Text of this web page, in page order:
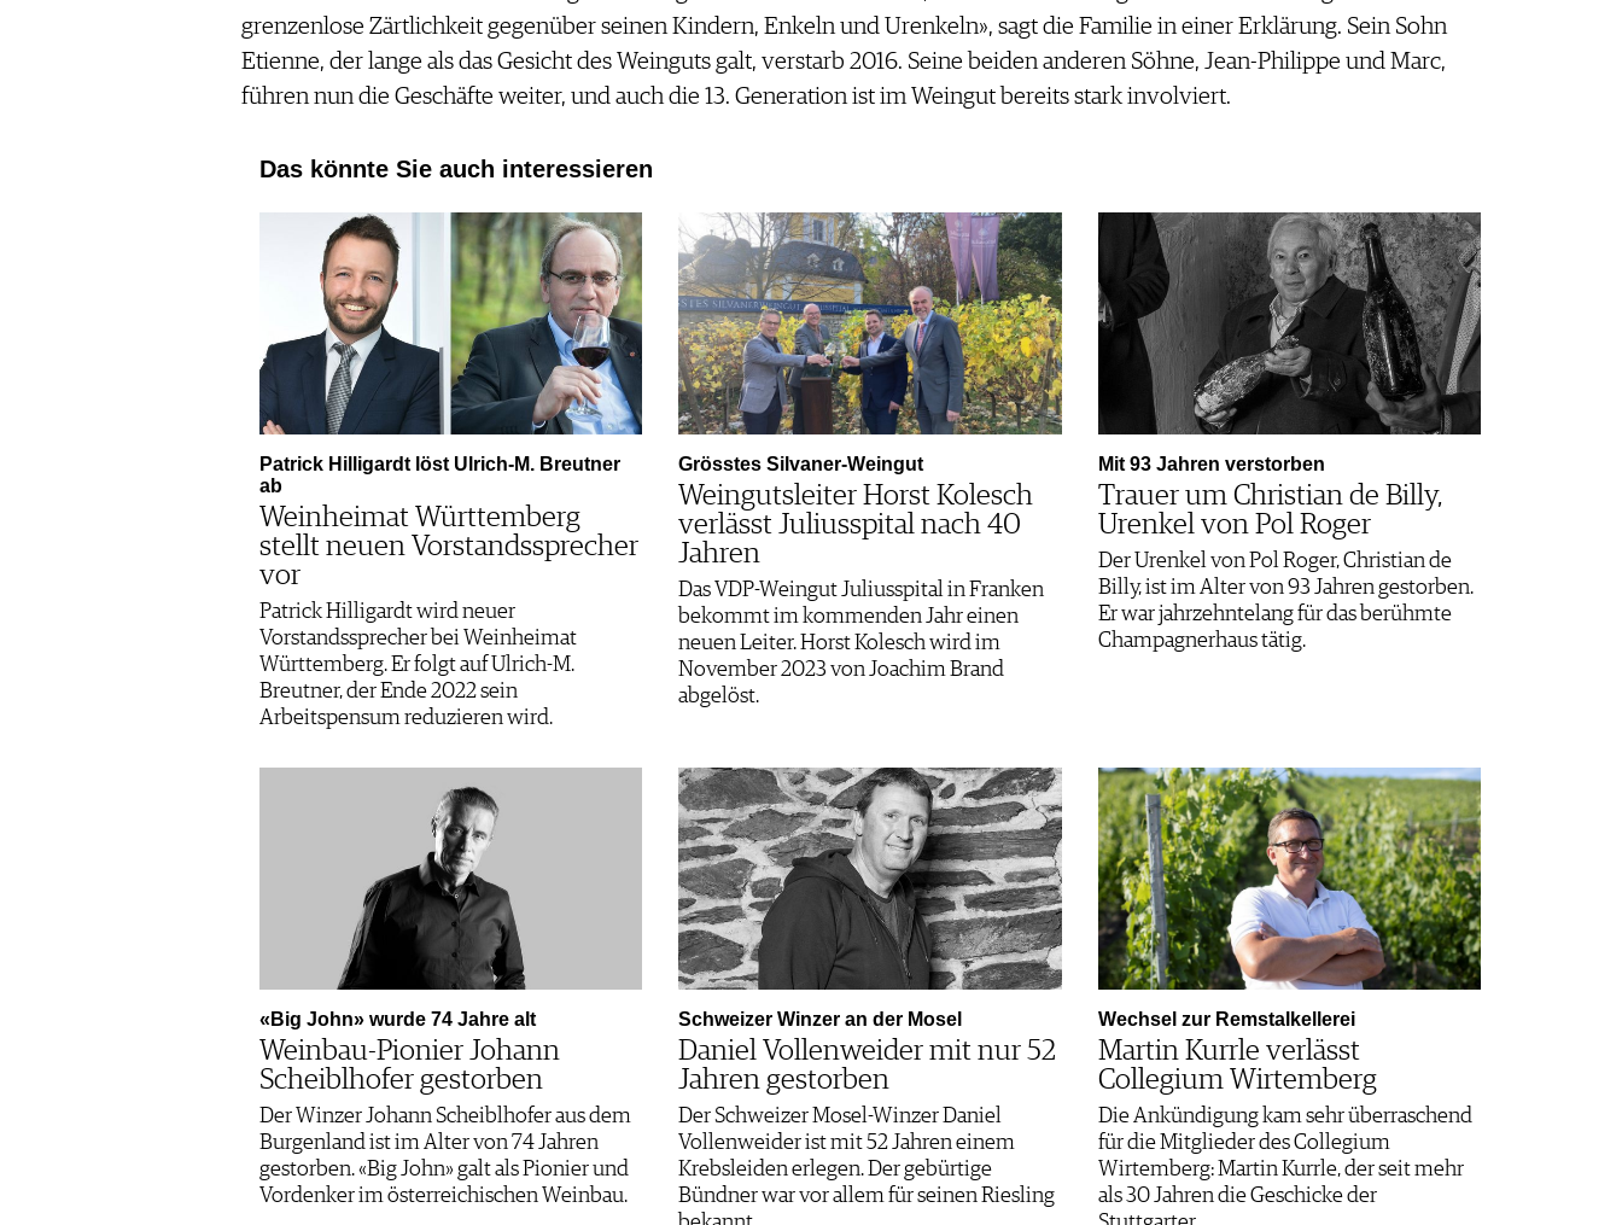
grenzenlose Zärtlichkeit gegenüber seinen Kindern, Enkeln und Urenkeln», sagt die Familie in einer Erklärung. Sein Sohn
Etienne, der lange als das Gesicht des Weinguts galt, verstarb 2016. Seine beiden anderen Söhne, Jean-Philippe und Marc,
führen nun die Geschäfte weiter, und auch die 13. Generation ist im Weingut bereits stark involviert.
Das könnte Sie auch interessieren
Patrick Hilligardt löst Ulrich-M. Breutner
ab
Weinheimat Württemberg
stellt neuen Vorstandssprecher
vor
Patrick Hilligardt wird neuer
Vorstandssprecher bei Weinheimat
Württemberg. Er folgt auf Ulrich-M.
Breutner, der Ende 2022 sein
Arbeitspensum reduzieren wird.
Grösstes Silvaner-Weingut
Weingutsleiter Horst Kolesch
verlässt Juliusspital nach 40
Jahren
Das VDP-Weingut Juliusspital in Franken
bekommt im kommenden Jahr einen
neuen Leiter. Horst Kolesch wird im
November 2023 von Joachim Brand
abgelöst.
Mit 93 Jahren verstorben
Trauer um Christian de Billy,
Urenkel von Pol Roger
Der Urenkel von Pol Roger, Christian de
Billy, ist im Alter von 93 Jahren gestorben.
Er war jahrzehntelang für das berühmte
Champagnerhaus tätig.
«Big John» wurde 74 Jahre alt
Weinbau-Pionier Johann
Scheiblhofer gestorben
Der Winzer Johann Scheiblhofer aus dem
Burgenland ist im Alter von 74 Jahren
gestorben. «Big John» galt als Pionier und
Vordenker im österreichischen Weinbau.
Schweizer Winzer an der Mosel
Daniel Vollenweider mit nur 52
Jahren gestorben
Der Schweizer Mosel-Winzer Daniel
Vollenweider ist mit 52 Jahren einem
Krebsleiden erlegen. Der gebürtige
Bündner war vor allem für seinen Riesling
Wechsel zur Remstalkellerei
Martin Kurrle verlässt
Collegium Wirtemberg
Die Ankündigung kam sehr überraschend
für die Mitglieder des Collegium
Wirtemberg: Martin Kurrle, der seit mehr
als 30 Jahren die Geschicke der